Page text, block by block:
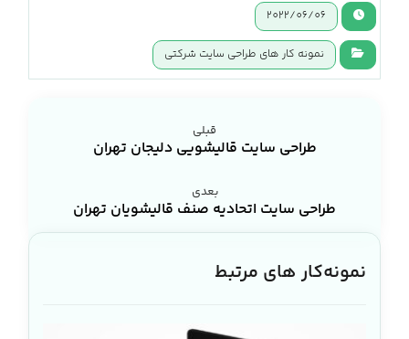
2022/06/06
نمونه کار های طراحی سایت شرکتی
قبلی
طراحی سایت قالیشویی دلیجان تهران
بعدی
طراحی سایت اتحادیه صنف قالیشویان تهران
نمونه‌کار های مرتبط